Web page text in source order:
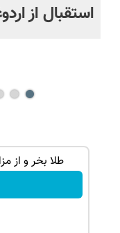
استقبال از
طلا بخر و از